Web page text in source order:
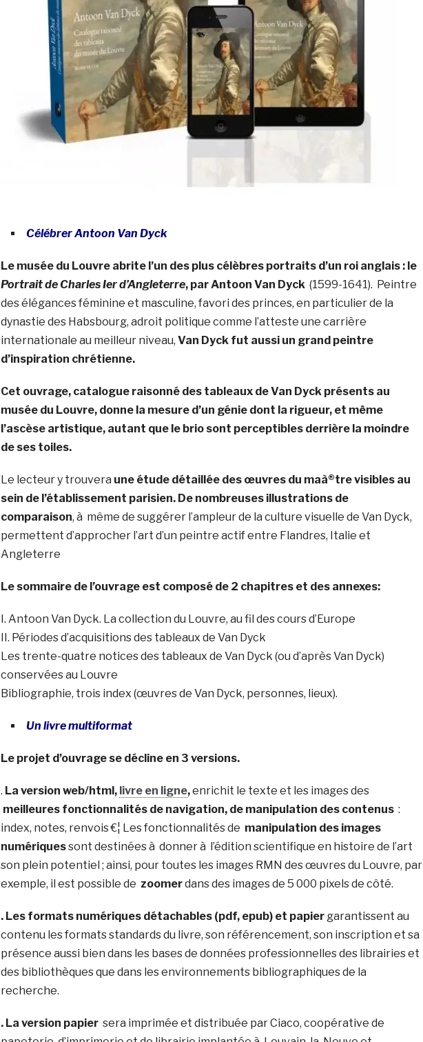
Célébrer Antoon Van Dyck
Le musée du Louvre abrite l’un des plus célèbres portraits d’un roi anglais : le
Portrait de Charles Ier d’Angleterre, par Antoon Van Dyck (1599-1641). Peintre
des élégances féminine et masculine, favori des princes, en particulier de la
dynastie des Habsbourg, adroit politique comme l’atteste une carrière
internationale au meilleur niveau, Van Dyck fut aussi un grand peintre
d’inspiration chrétienne.
Cet ouvrage, catalogue raisonné des tableaux de Van Dyck présents au
musée du Louvre, donne la mesure d’un génie dont la rigueur, et même
l’ascèse artistique, autant que le brio sont perceptibles derrière la moindre
de ses toiles.
Le lecteur y trouvera une étude détaillée des œuvres du maà®tre visibles au
sein de l’établissement parisien. De nombreuses illustrations de
comparaison, à même de suggérer l’ampleur de la culture visuelle de Van Dyck,
permettent d’approcher l’art d’un peintre actif entre Flandres, Italie et
Angleterre
Le sommaire de l’ouvrage est composé de 2 chapitres et des annexes:
I. Antoon Van Dyck. La collection du Louvre, au fil des cours d’Europe
II. Périodes d’acquisitions des tableaux de Van Dyck
Les trente-quatre notices des tableaux de Van Dyck (ou d’après Van Dyck)
conservées au Louvre
Bibliographie, trois index (œuvres de Van Dyck, personnes, lieux).
Un livre multiformat
Le projet d’ouvrage se décline en 3 versions.
. La version web/html, livre en ligne,enrichit le texte et les images des
meilleures fonctionnalités de navigation, de manipulation des contenus:
index, notes, renvois €¦ Les fonctionnalités de manipulation des images
numériquessont destinées à donner à l’édition scientifique en histoire de l’art
son plein potentiel ; ainsi, pour toutes les images RMN des œuvres du Louvre, par
exemple, il est possible de zoomerdans des images de 5 000 pixels de côté.
. Les formats numériques détachables (pdf, epub) et papiergarantissent au
contenu les formats standards du livre, son référencement, son inscription et sa
présence aussi bien dans les bases de données professionnelles des librairies et
des bibliothèques que dans les environnements bibliographiques de la
recherche.
. La version papiersera imprimée et distribuée par Ciaco, coopérative de